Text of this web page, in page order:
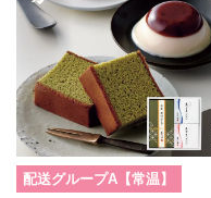
配送グループA【常温】